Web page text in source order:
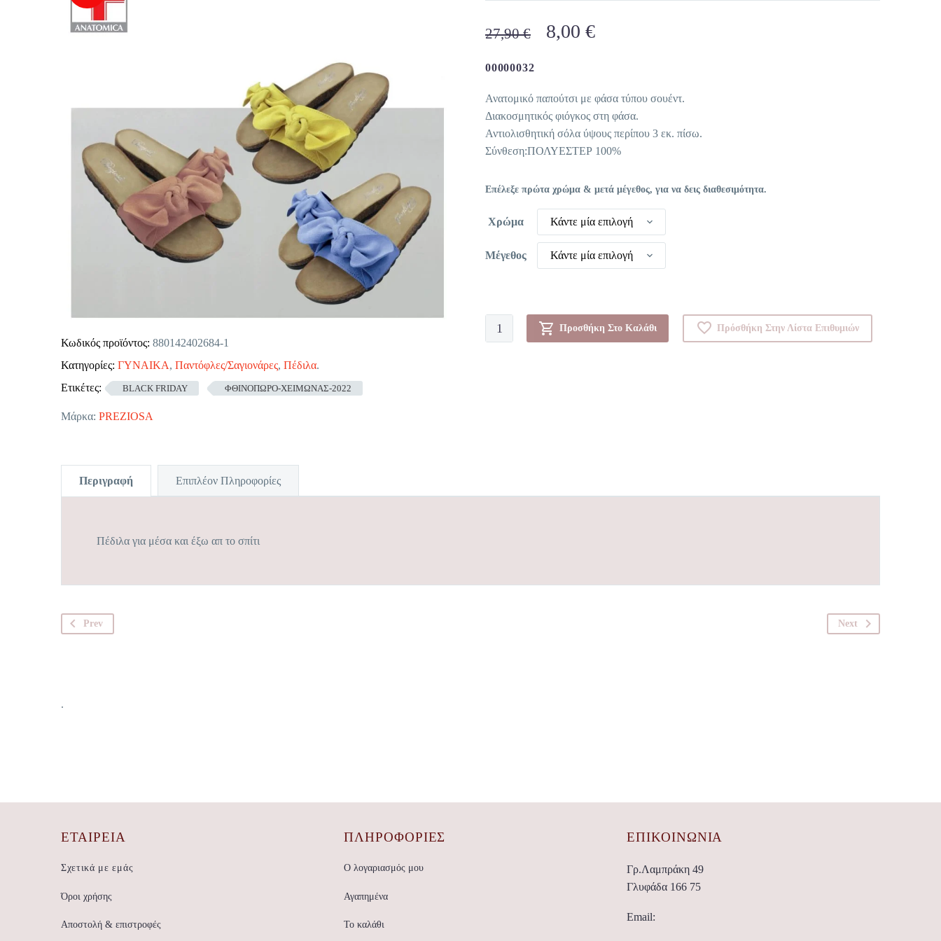
Κωδικός προϊόντος: 880142402684-1
Κατηγορίες: ΓΥΝΑΙΚΑ, Παντόφλες/Σαγιονάρες, Πέδιλα.
Ετικέτες:
BLACK FRIDAY ΦΘΙΝΟΠΩΡΟ-ΧΕΙΜΩΝΑΣ-2022
Μάρκα: PREZIOSA
27,90€
Original
27,90 €.
8,00 €Η
είναι:
8,00 €.
00000032
Ανατομικό παπούτσι με φάσα τύπου σουέντ.
Διακοσμητικός φιόγκος στη φάσα.
Αντιολισθητική σόλα ύψους περίπου 3 εκ. πίσω.
Σύνθεση:ΠΟΛΥΕΣΤΕΡ 100%
Επέλεξε πρώτα χρώμα & μετά μέγεθος, για να δεις διαθεσιμότητα.
Χρώμα Κάντε μία επιλογή
Μέγεθος Κάντε μία επιλογή
Πέδιλα-00000032
ποσότητα
Προσθήκη Στο Καλάθι Πρόσθήκη Στην Λίστα Επιθυμιών
Περιγραφή Επιπλέον Πληροφορίες
Πέδιλα για μέσα και έξω απ το σπίτι
Prev Next
.
ΕΤΑΙΡΕΊΑ
Σχετικά με εμάς
Όροι χρήσης
Αποστολή & επιστροφές
ΠΛΗΡΟΦΟΡΙΕΣ
Ο λογαριασμός μου
Αγαπημένα
Το καλάθι
ΕΠΙΚΟΙΝΩΝΊΑ
Γρ.Λαμπράκη 49
Γλυφάδα 166 75
Email: